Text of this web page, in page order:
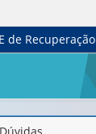
de
Dúvidas